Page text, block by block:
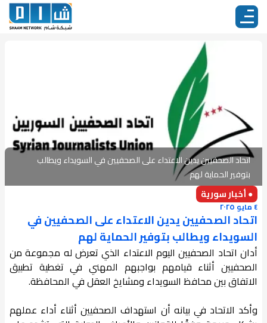
اتحاد الصحفيين يدين الاعتداء على الصحفيين في السويداء ويطالب
بتوفير الحماية لهم
● أخبار سورية
٤ مايو ٢٠٢٥
اتحاد الصحفيين يدين الاعتداء على الصحفيين في
السويداء ويطالب بتوفير الحماية لهم
أدان اتحاد الصحفيين اليوم الاعتداء الذي تعرض له مجموعة من
الصحفيين أثناء قيامهم بواجبهم المهني في تغطية تطبيق
الاتفاق بين محافظ السويداء ومشايخ العقل في المحافظة.
وأكد الاتحاد في بيانه أن استهداف الصحفيين أثناء أداء عملهم